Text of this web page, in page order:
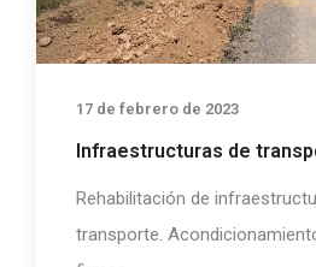
17 de febrero de 2023
Infraestructuras de
Rehabilitación de
transporte.